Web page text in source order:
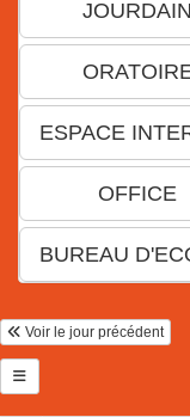
Voir le jour précédent